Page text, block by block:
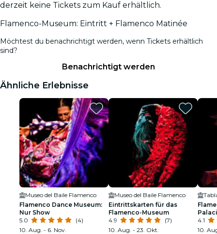
derzeit keine Tickets zum Kauf erhältlich.
Flamenco-Museum: Eintritt + Flamenco Matinée
Möchtest du benachrichtigt werden, wenn Tickets erhältlich
sind?
Benachrichtigt werden
Ähnliche Erlebnisse
Museo del Baile Flamenco
Flamenco Dance Museum:
Nur Show
5.0
(4)
10. Aug. - 6. Nov.
Museo del Baile Flamenco
Eintrittskarten für das
Flamenco-Museum
4.9
(7)
10. Aug. - 23. Okt.
4.1
10.